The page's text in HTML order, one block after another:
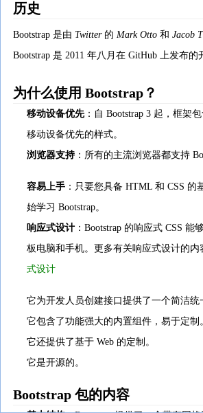
历史
Bootstrap 是由 Twitter的 Mark Otto 和 Jacob
Bootstrap 是 2011 年八月在 GitHub 上发布的
为什么使用 Bootstrap？
移动设备优先：自 Bootstrap 3 起，框架
移动设备优先的样式。
浏览器支持：所有的主流浏览器都支持
容易上手 ：只要您具备 HTML 和 CSS 的
始学习 Bootstrap。
响应式设计 ：Bootstrap 的响应式 CSS 能
板电脑和手机。更多有关响应式设计的内
式设计
它为开发人员创建接口提供了一个简洁统
它包含了功能强大的内置组件，易于定制
它还提供了基于 Web 的定制。
它是开源的。
Bootstrap 包的内容